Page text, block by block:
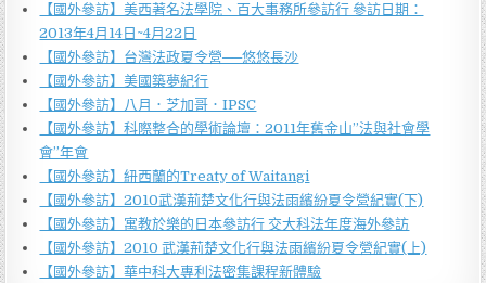
【國外參訪】美西著名法學院、百大事務所參訪行 參訪日期：
2013年4月14日~4月22日
【國外參訪】台灣法政夏令營──悠悠長沙
【國外參訪】美國築夢紀行
【國外參訪】八月．芝加哥．IPSC
【國外參訪】科際整合的學術論壇：2011年舊金山”法與社會學
會”年會
【國外參訪】紐西蘭的Treaty of Waitangi
【國外參訪】2010武漢荊楚文化行與法雨繽紛夏令營紀實(下)
【國外參訪】寓教於樂的日本參訪行 交大科法年度海外參訪
【國外參訪】2010 武漢荊楚文化行與法雨繽紛夏令營紀實(上)
【國外參訪】華中科大專利法密集課程新體驗